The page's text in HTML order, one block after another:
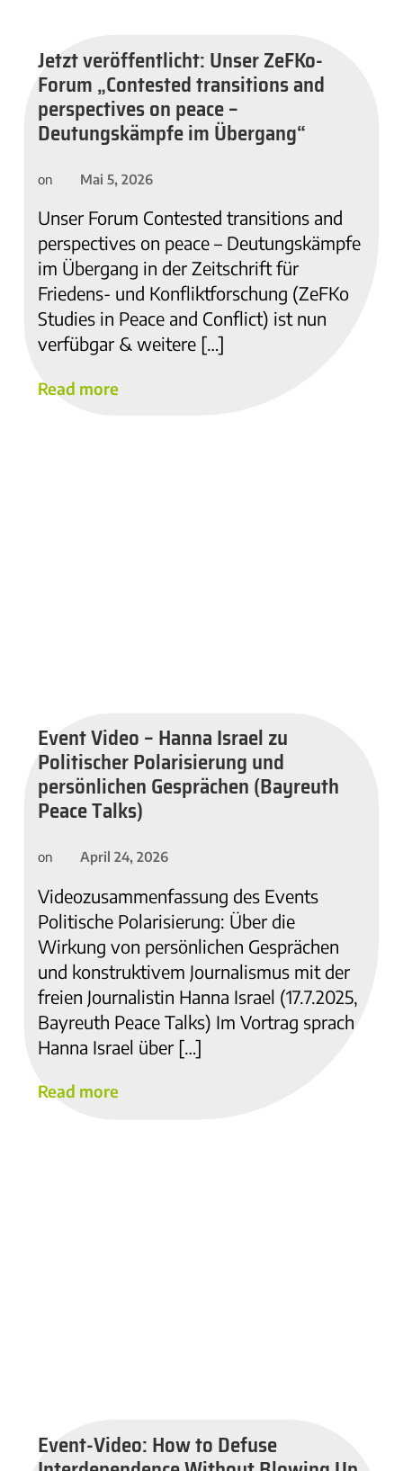
Jetzt veröffentlicht: Unser ZeFKo-
Forum „Contested transitions and
perspectives on peace –
Deutungskämpfe im Übergang“
on Mai 5, 2026
Unser Forum Contested transitions and
perspectives on peace – Deutungskämpfe
im Übergang in der Zeitschrift für
Friedens- und Konfliktforschung (ZeFKo
Studies in Peace and Conflict) ist nun
verfübgar & weitere […]
Read more
Event Video – Hanna Israel zu
Politischer Polarisierung und
persönlichen Gesprächen (Bayreuth
Peace Talks)
on April 24, 2026
Videozusammenfassung des Events
Politische Polarisierung: Über die
Wirkung von persönlichen Gesprächen
und konstruktivem Journalismus mit der
freien Journalistin Hanna Israel (17.7.2025,
Bayreuth Peace Talks) Im Vortrag sprach
Hanna Israel über […]
Read more
Event-Video: How to Defuse